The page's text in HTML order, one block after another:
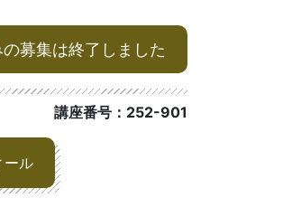
募集は終了しました
講座番号：252-901
ール